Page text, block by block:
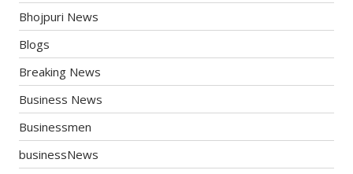
Bhojpuri News
Blogs
Breaking News
Business News
Businessmen
businessNews